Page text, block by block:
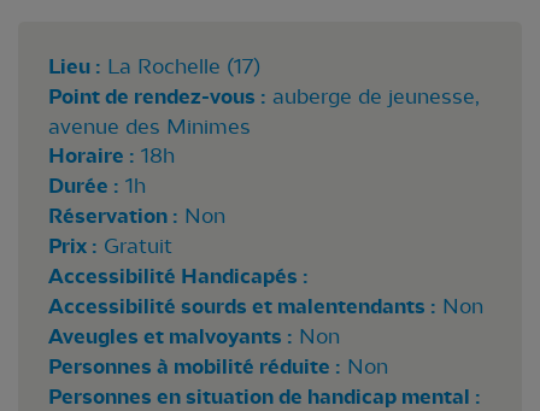
Lieu : La Rochelle (17)
Point de rendez-vous : auberge de jeunesse,
avenue des Minimes
Horaire : 18h
Durée : 1h
Réservation : Non
Prix : Gratuit
Accessibilité Handicapés :
Accessibilité sourds et malentendants : Non
Aveugles et malvoyants : Non
Personnes à mobilité réduite : Non
Personnes en situation de handicap mental :